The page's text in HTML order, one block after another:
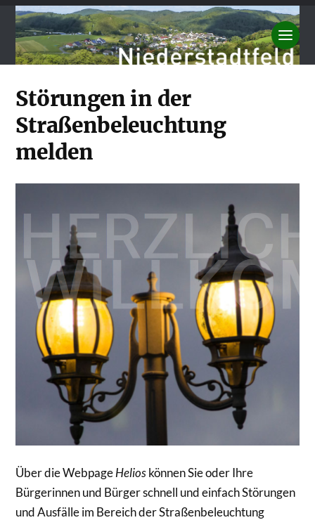
Störungen in der
Straßenbeleuchtung
melden
Über die WebpageHelioskönnen Sie oder Ihre
Bürgerinnen und Bürger schnell und einfach Störungen
und Ausfälle im Bereich der Straßenbeleuchtung